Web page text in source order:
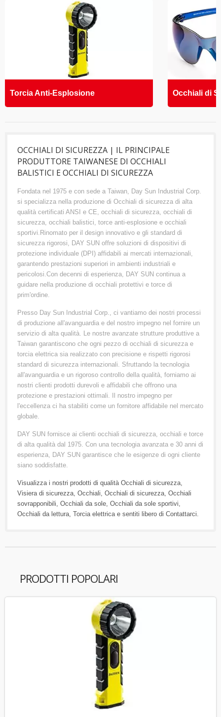
Torcia Anti-Esplosione Occhiali di
OCCHIALI DI SICUREZZA | IL PRINCIPALE
PRODUTTORE TAIWANESE DI OCCHIALI
BALISTICI E OCCHIALI DI SICUREZZA
Fondata nel 1975 e con sede a Taiwan, Day Sun Industrial Corp.
si specializza nella produzione di Occhiali di sicurezza di alta
qualità certificati ANSI e CE, occhiali di sicurezza, occhiali di
sicurezza, occhiali balistici, torce anti-esplosione e occhiali
sportivi.Rinomato per il design innovativo e gli standard di
sicurezza rigorosi, DAY SUN offre soluzioni di dispositivi di
protezione individuale (DPI) affidabili ai mercati internazionali,
garantendo prestazioni superiori in ambienti industriali e
pericolosi.Con decenni di esperienza, DAY SUN continua a
guidare nella produzione di occhiali protettivi e torce di
prim'ordine.
Presso Day Sun Industrial Corp., ci vantiamo dei nostri processi
di produzione all'avanguardia e del nostro impegno nel fornire un
servizio di alta qualità. Le nostre avanzate strutture produttive a
Taiwan garantiscono che ogni pezzo di occhiali di sicurezza e
torcia elettrica sia realizzato con precisione e rispetti rigorosi
standard di sicurezza internazionali. Sfruttando la tecnologia
all'avanguardia e un rigoroso controllo della qualità, forniamo ai
nostri clienti prodotti durevoli e affidabili che offrono una
protezione e prestazioni ottimali. Il nostro impegno per
l'eccellenza ci ha stabiliti come un fornitore affidabile nel mercato
globale.
DAY SUN fornisce ai clienti occhiali di sicurezza, occhiali e torce
di alta qualità dal 1975. Con una tecnologia avanzata e 30 anni di
esperienza, DAY SUN garantisce che le esigenze di ogni cliente
siano soddisfatte.
Visualizza i nostri prodotti di qualità Occhiali di sicurezza
Visiera di sicurezza Occhiali Occhiali di sicurezza Occhiali
sovrapponibili Occhiali da sole Occhiali da sole sportivi
Occhiali da lettura Torcia elettrica e sentiti libero di Contattarci
PRODOTTI POPOLARI